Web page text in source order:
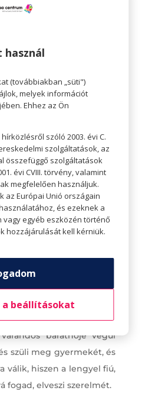
a Napsütötte
A látszat egy pillanat
kiderül, hogy férje
méltányos, bonyolult
Olaszországba utazik
vásárol egy villát
felújítását fura lengyel
sorra ismerkedik
akik mind
Frances a felújítás
esküvőt kíván magának,
dolgoznak, furcsa
teljesül. Kap barátokat,
barátnője végül
szüli meg gyermekét, és
válik, hiszen a lengyel fiú,
fogad, elveszi szerelmét.
használ
(továbbiakban „süti")
melyek információt
Ehhez az Ön
szóló 2003. évi C.
szolgáltatások, az
összefüggő szolgáltatások
évi CVIII. törvény, valamint
megfelelően használjuk.
az Európai Unió országain
és ezeknek a
egyéb eszközén történő
hozzájárulását kell kérniük.
a beállításokat